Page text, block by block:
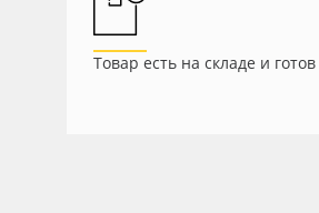
Товар есть на складе и